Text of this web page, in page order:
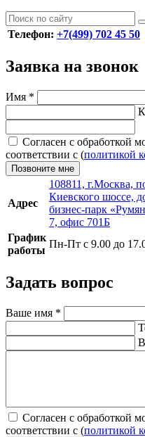
Телефон: +7(499) 702 45 50
Заявка на звонок
Имя *
Согласен с обработкой
соответствии с (политикой
Позвоните мне
Адрес
108811, г.Москва,
Киевского шоссе,
бизнес-парк
7, офис 701Б
График
работы
Пн-Пт с 9.00 до
Задать вопрос
Ваше имя *
Согласен с обработкой
соответствии с (политикой